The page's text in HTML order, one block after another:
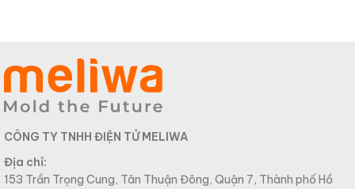
CÔNG TY TNHH ĐIỆN TỬ MELIWA
Địa chỉ:
153 Trần Trọng Cung, Tân Thuận Đông, Quận 7, Thành phố Hồ